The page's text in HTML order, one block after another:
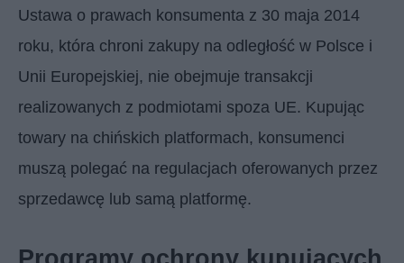
Ustawa o prawach konsumenta z 30 maja 2014
roku, która chroni zakupy na odległość w Polsce i
Unii Europejskiej, nie obejmuje transakcji
realizowanych z podmiotami spoza UE. Kupując
towary na chińskich platformach, konsumenci
muszą polegać na regulacjach oferowanych przez
sprzedawcę lub samą platformę.